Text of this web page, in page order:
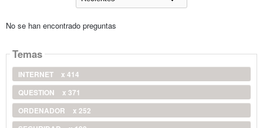
No se han encontrado preguntas
Temas
INTERNET
x 414
QUESTION
x 371
ORDENADOR
x 252